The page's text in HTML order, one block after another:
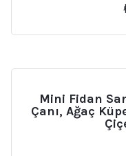
Mini Fidan
Çanı, Ağaç